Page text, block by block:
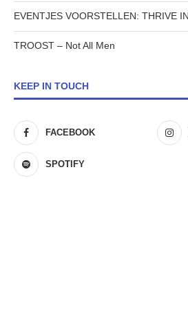
EVENTJES VOORSTELLEN: THRIVE
TROOST – Not All Men
KEEP IN TOUCH
FACEBOOK
SPOTIFY